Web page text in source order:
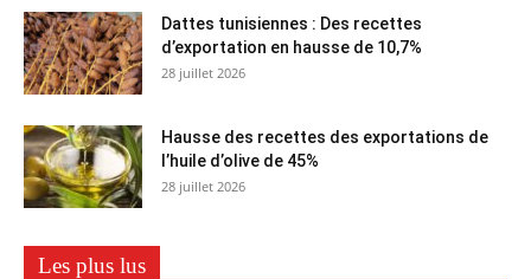
Dattes tunisiennes : Des recettes
d’exportation en hausse de 10,7%
28 juillet 2026
Hausse des recettes des exportations de
l’huile d’olive de 45%
28 juillet 2026
Les plus lus